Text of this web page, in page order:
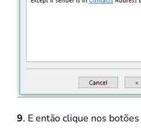
9. E então clique nos botões